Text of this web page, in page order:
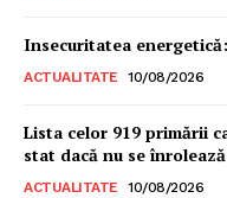
Insecuritatea
ACTUALITATE 10/08/2026
Lista celor 919 primării
stat dacă nu se
ACTUALITATE 10/08/2026